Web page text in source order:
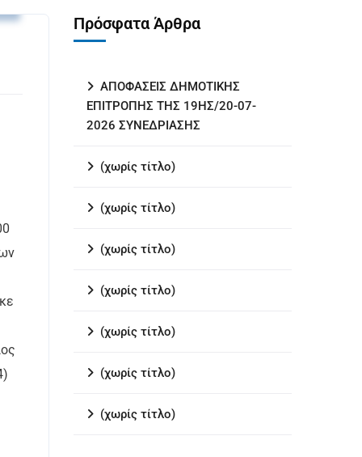
Πρόσφατα Άρθρα
ΑΠΟΦΑΣΕΙΣ ΔΗΜΟΤΙΚΗΣ
ΕΠΙΤΡΟΠΗΣ ΤΗΣ 19ΗΣ/20-07-
2026 ΣΥΝΕΔΡΙΑΣΗΣ
(χωρίς τίτλο)
(χωρίς τίτλο)
(χωρίς τίτλο)
(χωρίς τίτλο)
(χωρίς τίτλο)
(χωρίς τίτλο)
(χωρίς τίτλο)